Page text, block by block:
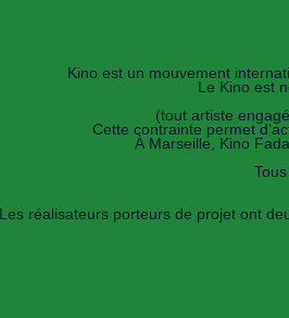
Kino est un mouvement
Le Kino est
(tout artiste
Cette contrainte permet
À Marseille, Kino
Les réalisateurs porteurs de projet ont